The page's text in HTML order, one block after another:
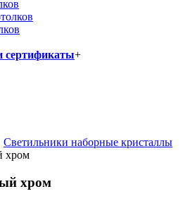
сертификаты+
Светильники наборные кристаллы
хром
хром